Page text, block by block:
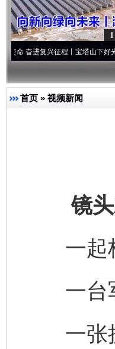
1
征程丨宝塔山下好光景..·[视频]因
首页 » 视频新闻
镜头对
一起核
一台军
一张拼